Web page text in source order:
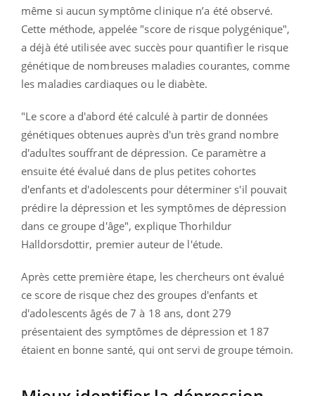
même si aucun symptôme clinique n’a été observé.
Cette méthode, appelée "score de risque polygénique",
a déjà été utilisée avec succès pour quantifier le risque
génétique de nombreuses maladies courantes, comme
les maladies cardiaques ou le diabète.
"Le score a d'abord été calculé à partir de données
génétiques obtenues auprès d'un très grand nombre
d'adultes souffrant de dépression. Ce paramètre a
ensuite été évalué dans de plus petites cohortes
d'enfants et d'adolescents pour déterminer s'il pouvait
prédire la dépression et les symptômes de dépression
dans ce groupe d'âge", explique Thorhildur
Halldorsdottir, premier auteur de l'étude.
Après cette première étape, les chercheurs ont évalué
ce score de risque chez des groupes d'enfants et
d'adolescents âgés de 7 à 18 ans, dont 279
présentaient des symptômes de dépression et 187
étaient en bonne santé, qui ont servi de groupe témoin.